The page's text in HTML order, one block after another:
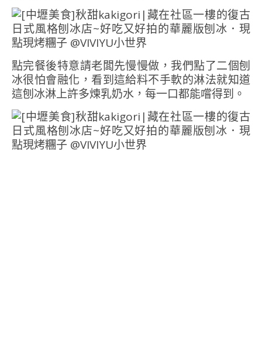
點完餐後特意請老闆先慢慢做，我們點了二個刨
冰很怕會融化，看到這給料不手軟的淋法就知道
這刨冰淋上許多煉乳奶水，每一口都能嚐得到。